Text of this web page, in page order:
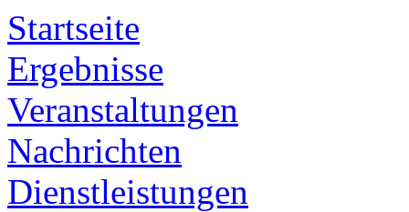
Startseite
Ergebnisse
Veranstaltungen
Nachrichten
Dienstleistungen